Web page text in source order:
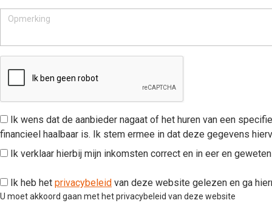
Ik wens dat de aanbieder nagaat of het huren van een
financieel haalbaar is. Ik stem ermee in dat deze gegevens
Ik verklaar hierbij mijn inkomsten correct en in eer en
Ik heb het privacybeleid van deze website gelezen en ga
U moet akkoord gaan met het privacybeleid van deze website